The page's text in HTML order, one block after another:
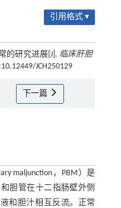
引用格式 ▾
的研究进展[J]. 临床肝胆
JCH250129
下一篇
maljunction，PBM）是
胆管在十二指肠壁外侧
和胆汁相互反流。正常